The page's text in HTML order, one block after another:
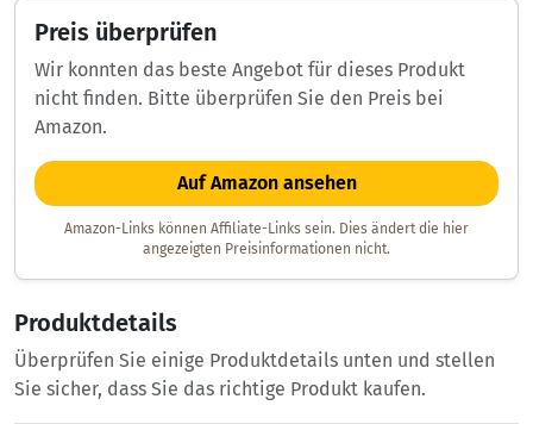
Preis überprüfen
Wir konnten das beste Angebot für dieses Produkt
nicht finden. Bitte überprüfen Sie den Preis bei
Amazon.
Auf Amazon ansehen
Amazon-Links können Affiliate-Links sein. Dies ändert die hier
angezeigten Preisinformationen nicht.
Produktdetails
Überprüfen Sie einige Produktdetails unten und stellen
Sie sicher, dass Sie das richtige Produkt kaufen.